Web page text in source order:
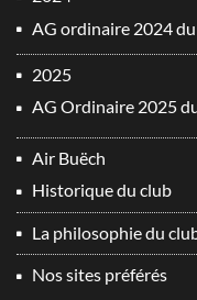
AG ordinaire 2024
2025
AG Ordinaire 2025
Air Buëch
Historique du club
La philosophie du
Nos sites préférés